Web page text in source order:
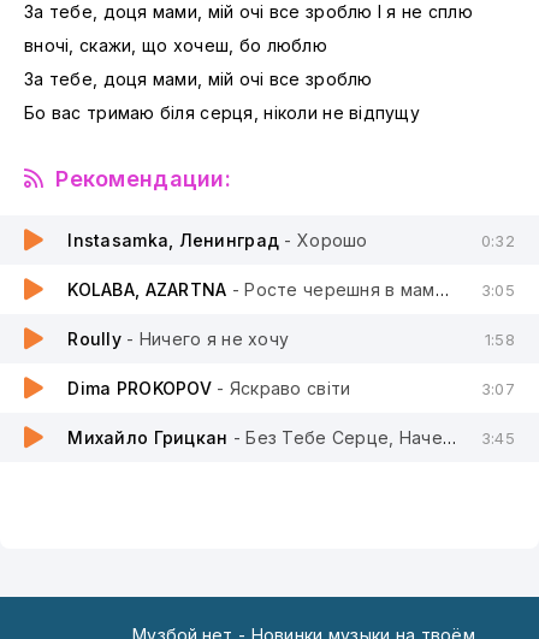
За тебе, доця мами, мій очі все зроблю І я не сплю
вночі, скажи, що хочеш, бо люблю
За тебе, доця мами, мій очі все зроблю
Бо вас тримаю біля серця, ніколи не відпущу
Рекомендации:
Instasamka, Ленинград - Хорошо 0:32
KOLABA, AZARTNA - Росте черешня в мами на городі 3:05
Roully - Ничего я не хочу 1:58
Dima PROKOPOV - Яскраво світи 3:07
Михайло Грицкан - Без Тебе Серце, Наче В Комі 3:45